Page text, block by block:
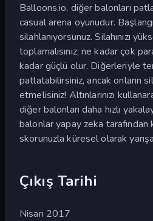
Balloons.io, diğer balonları
casual arena oyunudur.
silahlanıyorsunuz. Silahınızı
toplamalısınız; ne kadar çok
kadar güçlü olur. Diğerleriyle
patlatabilirsiniz, ancak onların
etmelisiniz! Altınlarınızı
diğer balonları daha hızlı
balonlar yapay zeka
skorunuzla küresel olarak
Çıkış Tarihi
Nisan 2017